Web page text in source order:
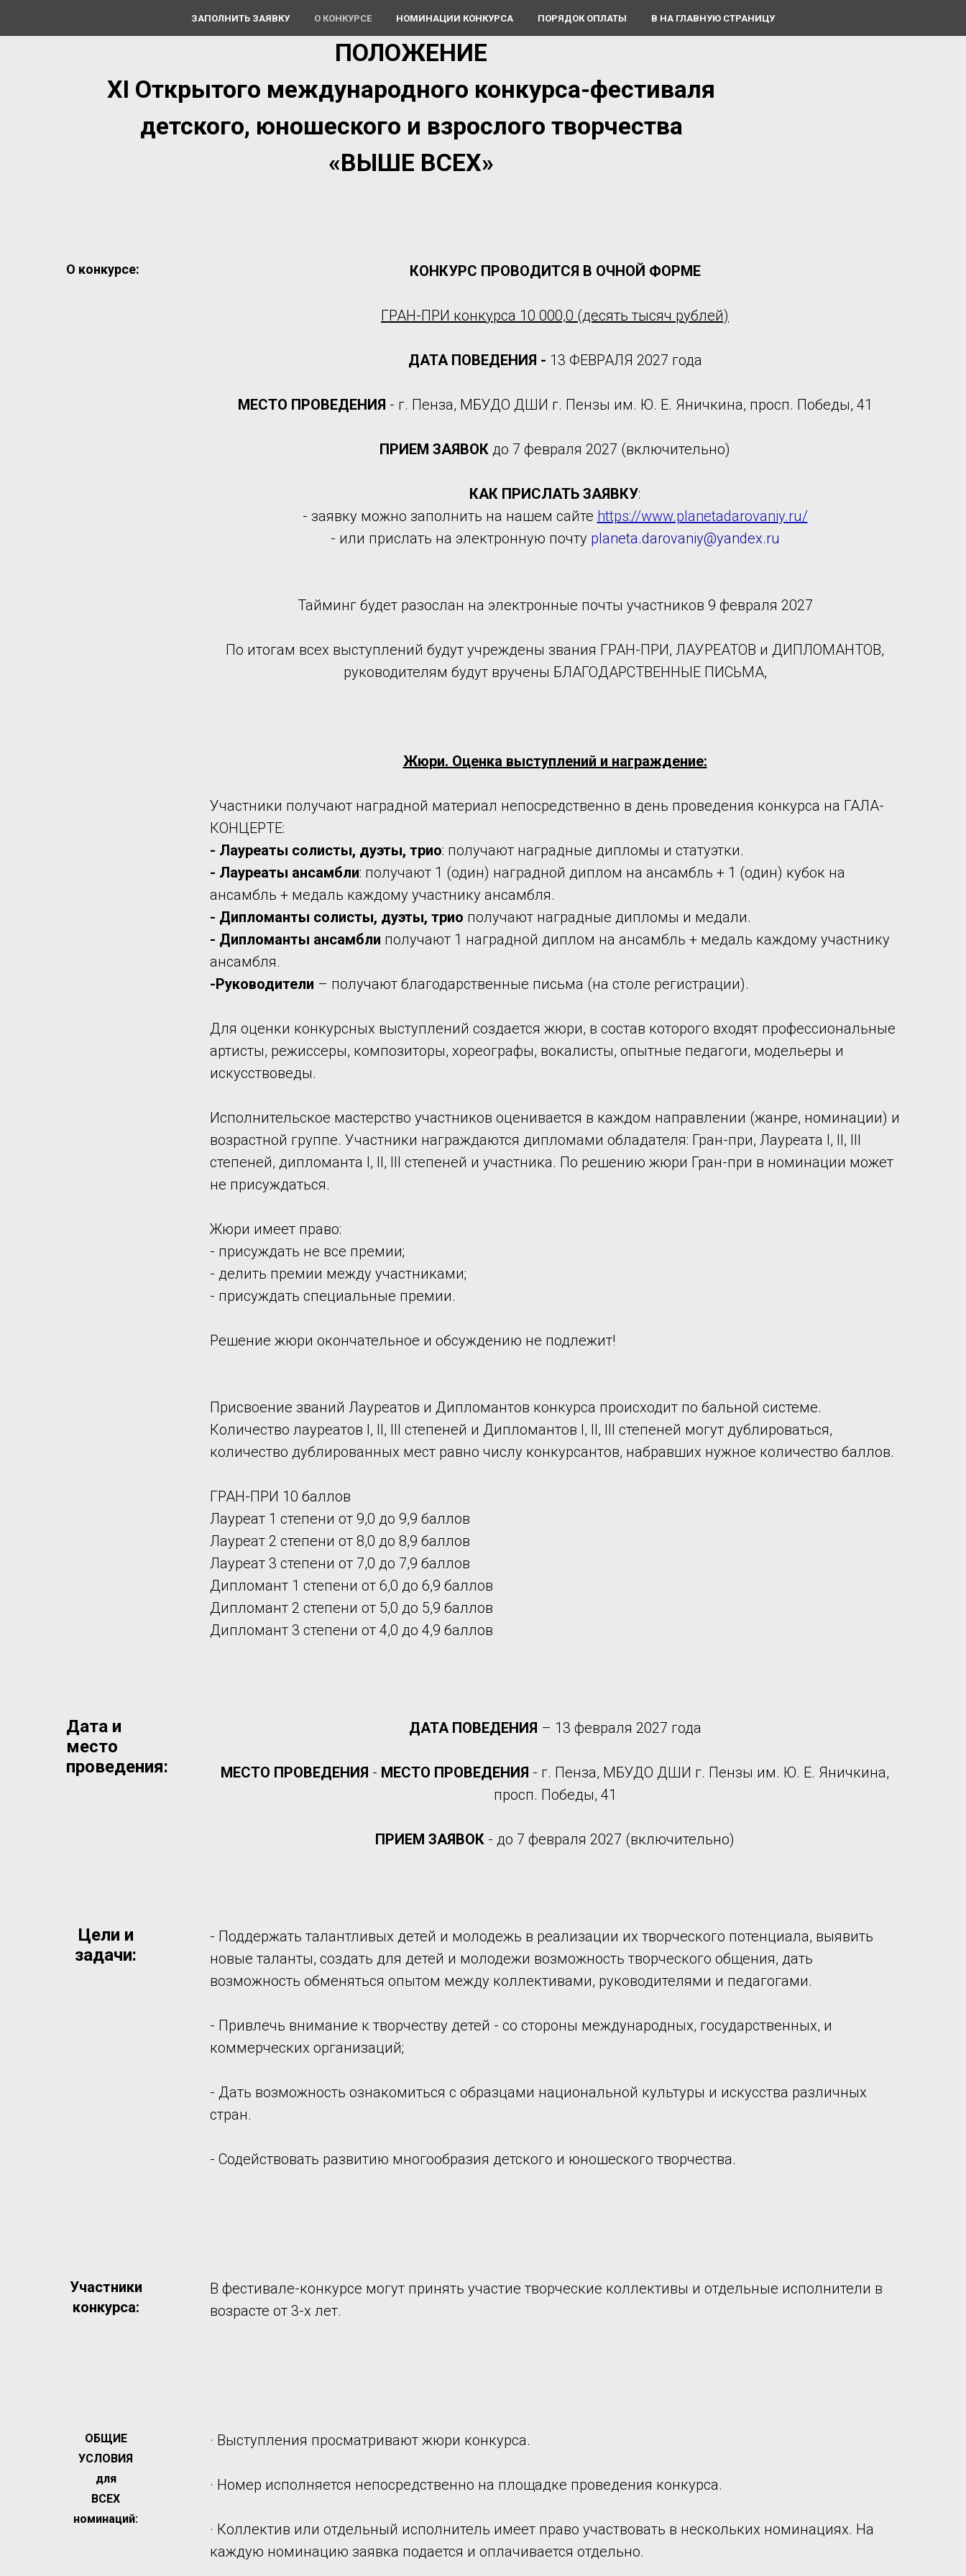
ЗАПОЛНИТЬ ЗАЯВКУ О КОНКУРСЕ НОМИНАЦИИ КОНКУРСА ПОРЯДОК ОПЛАТЫ В НА ГЛАВНУЮ СТРАНИЦУ
ПОЛОЖЕНИЕ
ХI Открытого международного конкурса-фестиваля
детского, юношеского и взрослого творчества
«ВЫШЕ ВСЕХ»
О конкурсе: КОНКУРС ПРОВОДИТСЯ В ОЧНОЙ ФОРМЕ
ГРАН-ПРИ конкурса 10 000,0 (десять тысяч рублей)
ДАТА ПОВЕДЕНИЯ - 13 ФЕВРАЛЯ 2027 года
МЕСТО ПРОВЕДЕНИЯ - г. Пенза, МБУДО ДШИ г. Пензы им. Ю. Е. Яничкина, просп. Победы, 41
ПРИЕМ ЗАЯВОК до 7 февраля 2027 (включительно)
КАК ПРИСЛАТЬ ЗАЯВКУ:
- заявку можно заполнить на нашем сайте https://www.planetadarovaniy.ru/
- или прислать на электронную почту planeta.darovaniy@yandex.ru
Тайминг будет разослан на электронные почты участников 9 февраля 2027
По итогам всех выступлений будут учреждены звания ГРАН-ПРИ, ЛАУРЕАТОВ и ДИПЛОМАНТОВ,
руководителям будут вручены БЛАГОДАРСТВЕННЫЕ ПИСЬМА,
Жюри. Оценка выступлений и награждение:
Участники получают наградной материал непосредственно в день проведения конкурса на ГАЛА-
КОНЦЕРТЕ:
- Лауреаты солисты, дуэты, трио: получают наградные дипломы и статуэтки.
- Лауреаты ансамбли: получают 1 (один) наградной диплом на ансамбль + 1 (один) кубок на
ансамбль + медаль каждому участнику ансамбля.
- Дипломанты солисты, дуэты, трио получают наградные дипломы и медали.
- Дипломанты ансамбли получают 1 наградной диплом на ансамбль + медаль каждому участнику
ансамбля.
-Руководители – получают благодарственные письма (на столе регистрации).
Для оценки конкурсных выступлений создается жюри, в состав которого входят профессиональные
артисты, режиссеры, композиторы, хореографы, вокалисты, опытные педагоги, модельеры и
искусствоведы.
Исполнительское мастерство участников оценивается в каждом направлении (жанре, номинации) и
возрастной группе. Участники награждаются дипломами обладателя: Гран-при, Лауреата I, II, III
степеней, дипломанта I, II, III степеней и участника. По решению жюри Гран-при в номинации может
не присуждаться.
Жюри имеет право:
- присуждать не все премии;
- делить премии между участниками;
- присуждать специальные премии.
Решение жюри окончательное и обсуждению не подлежит!
Присвоение званий Лауреатов и Дипломантов конкурса происходит по бальной системе.
Количество лауреатов I, II, III степеней и Дипломантов I, II, III степеней могут дублироваться,
количество дублированных мест равно числу конкурсантов, набравших нужное количество баллов.
ГРАН-ПРИ 10 баллов
Лауреат 1 степени от 9,0 до 9,9 баллов
Лауреат 2 степени от 8,0 до 8,9 баллов
Лауреат 3 степени от 7,0 до 7,9 баллов
Дипломант 1 степени от 6,0 до 6,9 баллов
Дипломант 2 степени от 5,0 до 5,9 баллов
Дипломант 3 степени от 4,0 до 4,9 баллов
Дата и
место
проведения:
ДАТА ПОВЕДЕНИЯ – 13 февраля 2027 года
МЕСТО ПРОВЕДЕНИЯ - МЕСТО ПРОВЕДЕНИЯ - г. Пенза, МБУДО ДШИ г. Пензы им. Ю. Е. Яничкина,
просп. Победы, 41
ПРИЕМ ЗАЯВОК - до 7 февраля 2027 (включительно)
Цели и
задачи:
- Поддержать талантливых детей и молодежь в реализации их творческого потенциала, выявить
новые таланты, создать для детей и молодежи возможность творческого общения, дать
возможность обменяться опытом между коллективами, руководителями и педагогами.
- Привлечь внимание к творчеству детей - со стороны международных, государственных, и
коммерческих организаций;
- Дать возможность ознакомиться с образцами национальной культуры и искусства различных
стран.
- Содействовать развитию многообразия детского и юношеского творчества.
Участники
конкурса:
В фестивале-конкурсе могут принять участие творческие коллективы и отдельные исполнители в
возрасте от 3-х лет.
ОБЩИЕ
УСЛОВИЯ
для
ВСЕХ
номинаций:
· Выступления просматривают жюри конкурса.
· Номер исполняется непосредственно на площадке проведения конкурса.
· Коллектив или отдельный исполнитель имеет право участвовать в нескольких номинациях. На
каждую номинацию заявка подается и оплачивается отдельно.